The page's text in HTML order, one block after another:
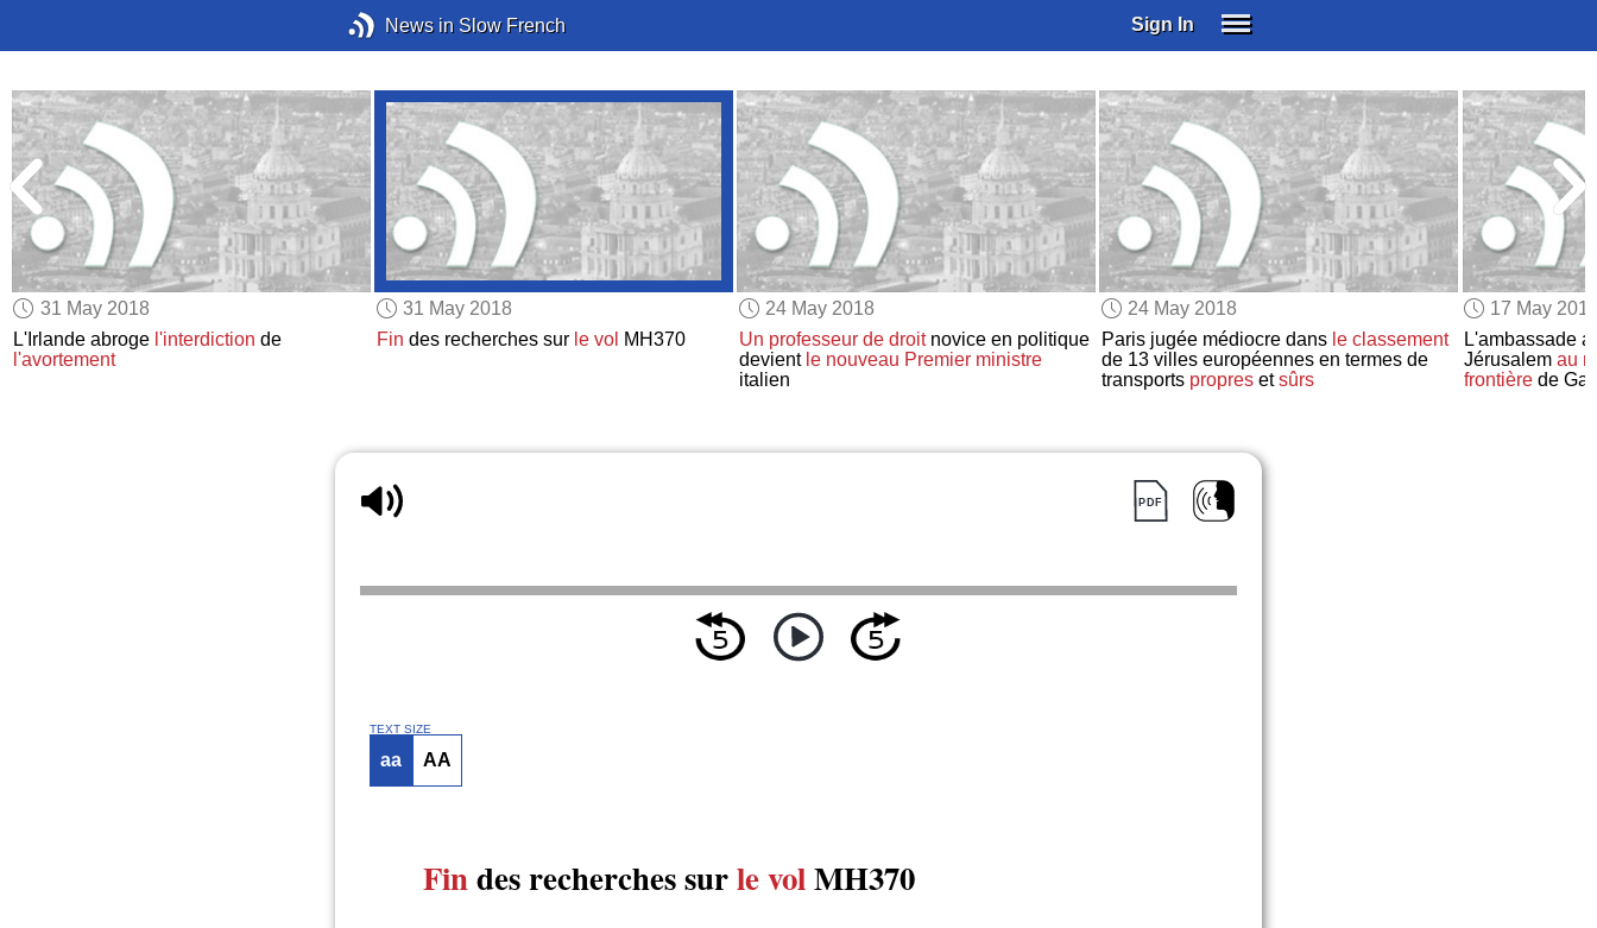
News in Slow French Sign In
SUBSCRIBE
EDUCATIONAL LICENSES
GIFT CARDS
OTHER LANGUAGES
ABOUT US
ALEXA
ADJUST COLORS
31 May 2018
L'Irlande abroge l'interdiction de
l'avortement
31 May 2018
Fin des recherches sur le vol MH370
24 May 2018
Un professeur de droitnovice en politique
devient le nouveau Premier ministre
italien
24 May 2018
Paris jugée médiocre dans le classement
de 13 villes européennes en termes de
transports propresetsûrs
17 May
L'ambassade
Jérusalemau
frontière de
TEXT SIZE
aa AA
Findes recherches surle volMH370